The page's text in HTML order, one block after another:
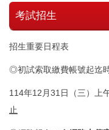
考試招生
招生重要日程表
◎初試索取繳費帳號起迄
114年12月31日（三）上
止